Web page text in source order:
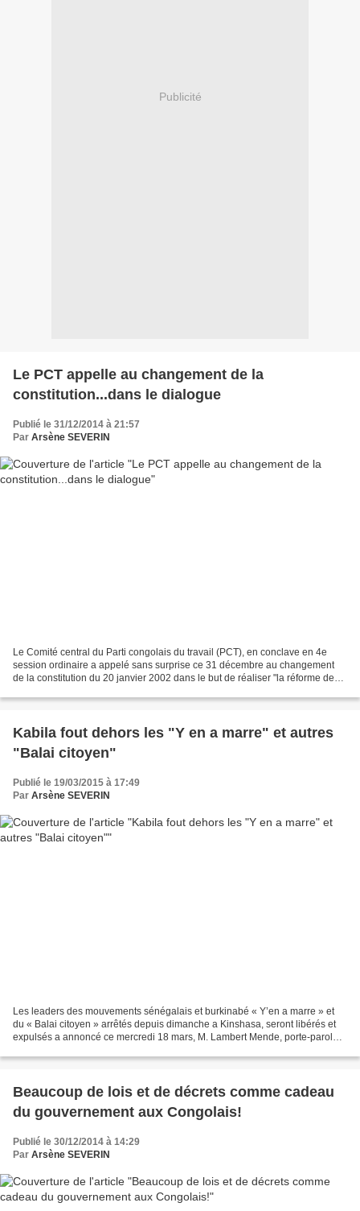
Publicité
Le PCT appelle au changement de la
constitution...dans le dialogue
Publié le 31/12/2014 à 21:57
Par Arsène SEVERIN
Le Comité central du Parti congolais du travail (PCT), en conclave en 4e
session ordinaire a appelé sans surprise ce 31 décembre au changement
de la constitution du 20 janvier 2002 dans le but de réaliser "la réforme des
Kabila fout dehors les "Y en a marre" et autres
"Balai citoyen"
Publié le 19/03/2015 à 17:49
Par Arsène SEVERIN
Les leaders des mouvements sénégalais et burkinabé « Y’en a marre » et
du « Balai citoyen » arrêtés depuis dimanche a Kinshasa, seront libérés et
expulsés a annoncé ce mercredi 18 mars, M. Lambert Mende, porte-parole
Beaucoup de lois et de décrets comme cadeau
du gouvernement aux Congolais!
Publié le 30/12/2014 à 14:29
Par Arsène SEVERIN